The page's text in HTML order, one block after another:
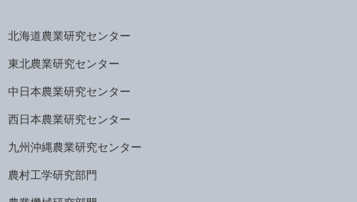
北海道農業研究センター
東北農業研究センター
中日本農業研究センター
西日本農業研究センター
九州沖縄農業研究センター
農村工学研究部門